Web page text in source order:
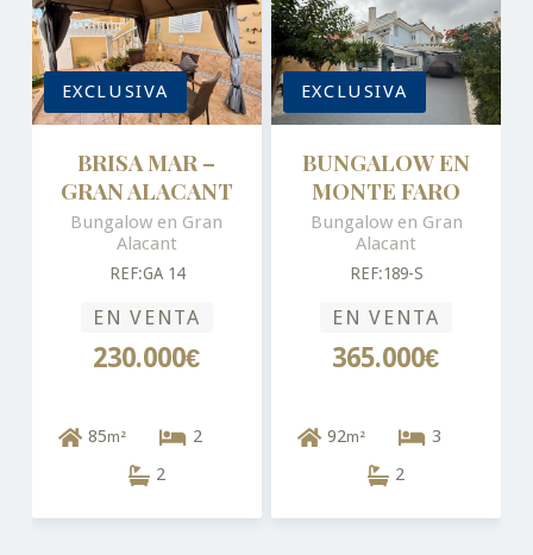
EXCLUSIVA
BRISA MAR –
GRAN ALACANT
Bungalow en Gran
Alacant
REF:GA 14
EN VENTA
230.000€
85m²
2
2
EXCLUSIVA
BUNGALOW EN
MONTE FARO
Bungalow en Gran
Alacant
REF:189-S
EN VENTA
365.000€
92m²
3
2